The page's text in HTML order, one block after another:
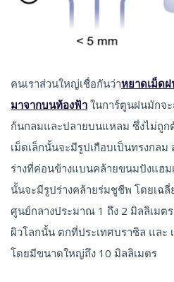
คนเราส่วนใหญ่เชื่อกันว่าหยาดเม็ด
มาจากบนท้องฟ้า ในการ์ตูนฝนมักจ
ก้นกลมและปลายบนแหลม ซึ่งไม่ถูก
เม็ดเล็กนั้นจะมีรูปเกือบเป็นทรงกล
ร่างที่ค่อนข้างแบนคล้ายขนมปังแฮม
นั้นจะมีรูปร่างคล้ายร่มชูชีพ โดยเฉ
ศูนย์กลางประมาณ 1 ถึง 2 มิลลิเม
ผิวโลกนั้น ตกที่ประเทศบราซิล และ
โดยมีขนาดใหญ่ถึง 10 มิลลิเมตร